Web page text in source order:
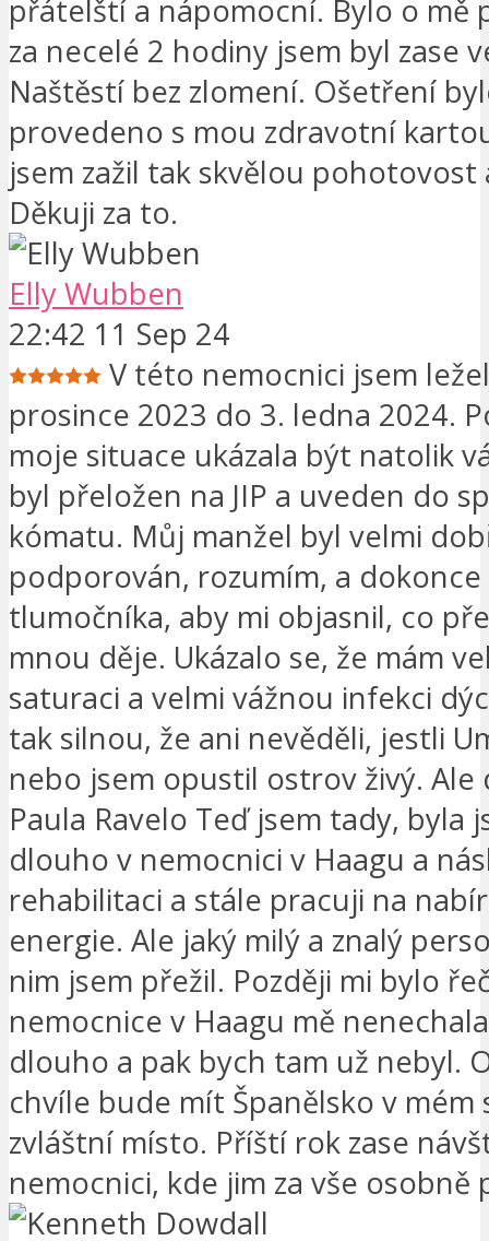
přátelští a nápomocní. Bylo o mě
za necelé 2 hodiny jsem byl zase
Naštěstí bez zlomení. Ošetření
provedeno s mou zdravotní
jsem zažil tak skvělou
Děkuji za to.
Elly Wubben
22:42 11 Sep 24
V této nemocnici jsem
prosince 2023 do 3. ledna 2024.
moje situace ukázala být natolik
byl přeložen na JIP a uveden do
kómatu. Můj manžel byl velmi
podporován, rozumím, a
tlumočníka, aby mi objasnil, co
mnou děje. Ukázalo se, že mám
saturaci a velmi vážnou infekci
tak silnou, že ani nevěděli, jestli
nebo jsem opustil ostrov živý. Ale
Paula Ravelo Teď jsem tady, byla
dlouho v nemocnici v Haagu a
rehabilitaci a stále pracuji na
energie. Ale jaký milý a znalý
nim jsem přežil. Později mi bylo
nemocnice v Haagu mě
dlouho a pak bych tam už nebyl.
chvíle bude mít Španělsko v mém
zvláštní místo. Příští rok zase
nemocnici, kde jim za vše osobně